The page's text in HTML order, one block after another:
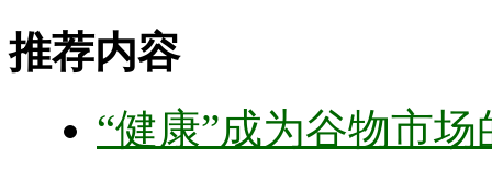
推荐内容
“健康”成为谷物市场